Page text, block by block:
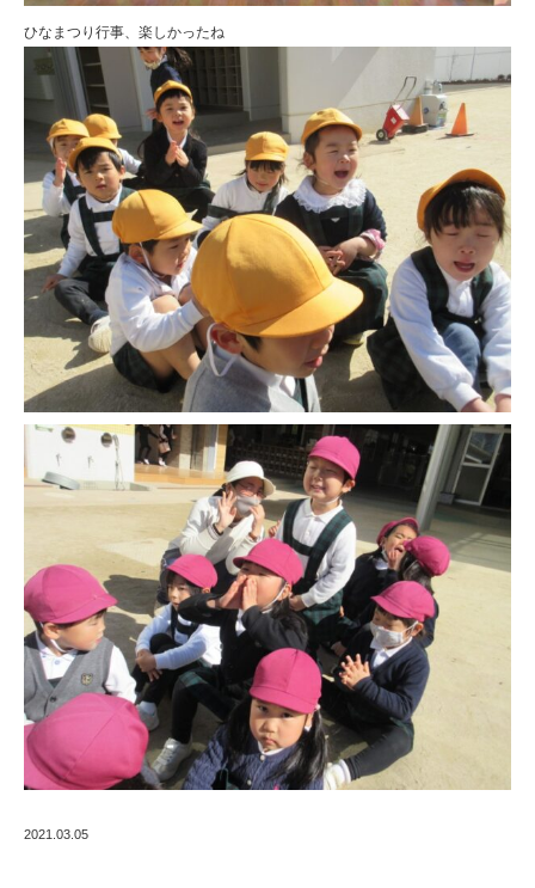
ひなまつり行事、楽しかったね
2021.03.05